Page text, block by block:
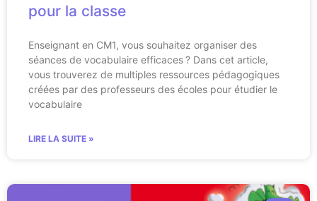
pour la classe
Enseignant en CM1, vous souhaitez organiser des
séances de vocabulaire efficaces ? Dans cet article,
vous trouverez de multiples ressources pédagogiques
créées par des professeurs des écoles pour étudier le
vocabulaire
LIRE LA SUITE »